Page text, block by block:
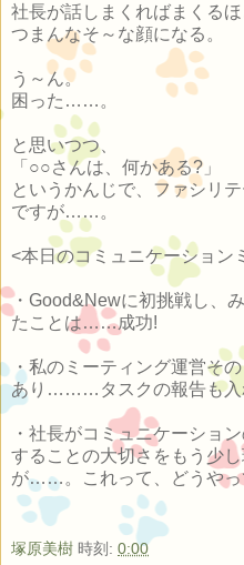
社長が話しまくればまくる
つまんなそ～な顔になる。
う～ん。
困った……。
と思いつつ、
「○○さんは、何かある?」
というかんじで、ファシリ
ですが……。
<本日のコミュニケーション
・Good&Newに初挑戦し、
たことは……成功!
・私のミーティング運営そ
あり………タスクの報告も
・社長がコミュニケーショ
することの大切さをもう少
が……。これって、どうや
塚原美樹 時刻: 0:00